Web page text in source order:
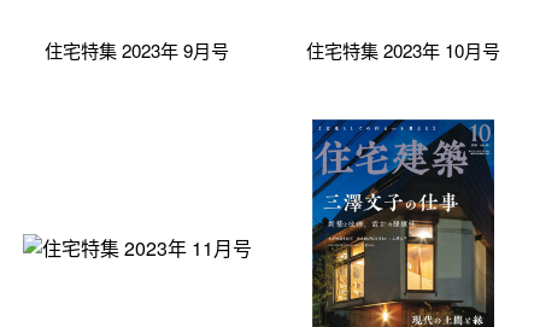
住宅特集 2023年 9月号 住宅特集 2023年 10月号